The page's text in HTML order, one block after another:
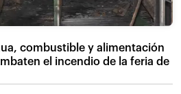
combustible y alimentación
el incendio de la feria de